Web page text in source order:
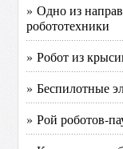
» Одно из
робототехники
» Робот из
» Беспилотные
» Рой роботов-